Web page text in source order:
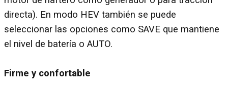
directa). En modo HEV también se puede
seleccionar las opciones como SAVE que mantiene
el nivel de batería o AUTO.
Firme y confortable